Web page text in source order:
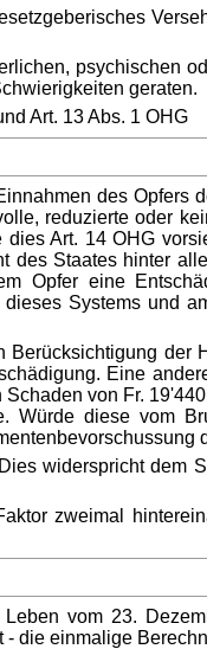
psychischen
geraten.
Art. 13 Abs. 1 OHG
des Opfers
reduzierte oder
Art. 14 OHG
Staates hinter
Opfer eine
Systems und
der
Eine
von Fr.
Würde diese vom
widerspricht dem
zweimal
vom 23.
die einmalige